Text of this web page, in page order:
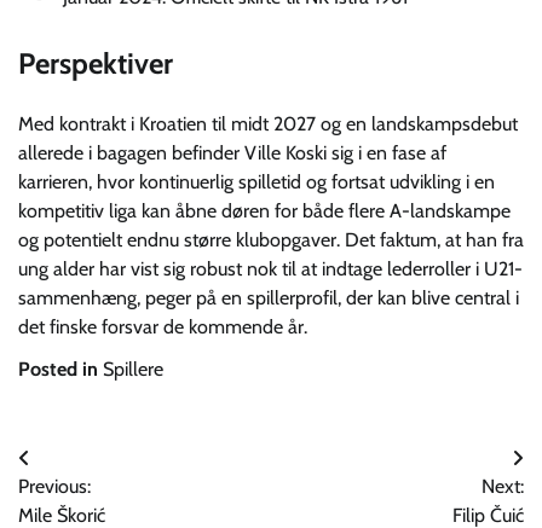
Perspektiver
Med kontrakt i Kroatien til midt 2027 og en landskampsdebut
allerede i bagagen befinder Ville Koski sig i en fase af
karrieren, hvor kontinuerlig spilletid og fortsat udvikling i en
kompetitiv liga kan åbne døren for både flere A-landskampe
og potentielt endnu større klubopgaver. Det faktum, at han fra
ung alder har vist sig robust nok til at indtage lederroller i U21-
sammenhæng, peger på en spillerprofil, der kan blive central i
det finske forsvar de kommende år.
Posted in Spillere
Indlægsnavigation
Previous:
Mile Škorić
Next:
Filip Čuić